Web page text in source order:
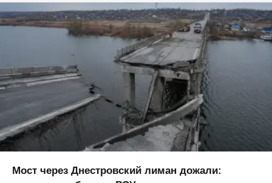
Мост через Днестровский лиман дожали: